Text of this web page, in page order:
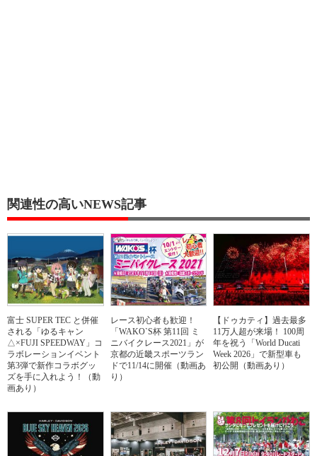
関連性の高いNEWS記事
富士 SUPER TEC と併催
される「ゆるキャン
△×FUJI SPEEDWAY」コ
ラボレーションイベント
第3弾で新作コラボグッ
ズを手に入れよう！（動
画あり）
レース初心者も歓迎！
「WAKO`S杯 第11回 ミ
ニバイクレース2021」が
京都の近畿スポーツラン
ドで11/14に開催（動画あ
り）
【ドゥカティ】過去最多
11万人超が来場！ 100周
年を祝う「World Ducati
Week 2026」で新型車も
初公開（動画あり）